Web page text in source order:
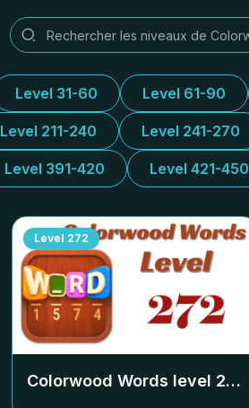
Level 31-60 Level 61-90
Level 211-240 Level 241-270
Level 391-420 Level 421-450
Level 272
Colorwood Words level 272